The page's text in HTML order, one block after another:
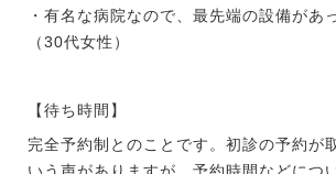
・有名な病院なので、最先端の設備があ
（30代女性）
【待ち時間】
完全予約制とのことです。初診の予約が
いう声がありますが、予約時間などにつ